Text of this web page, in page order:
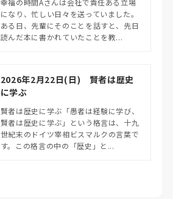
になり、忙しい日々を送っていました。
ある日、先輩にそのことを話すと、先日
読んだ本に書かれていたことを教...
2026年2月22日(日) 賢者は歴史
に学ぶ
賢者は歴史に学ぶ「愚者は経験に学び、
賢者は歴史に学ぶ」という格言は、十九
世紀末のドイツ宰相ビスマルクの言葉で
す。この格言の中の「歴史」と...